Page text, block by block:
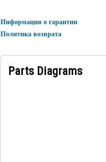
Информация о гарантии
Политика возврата
Parts Diagrams